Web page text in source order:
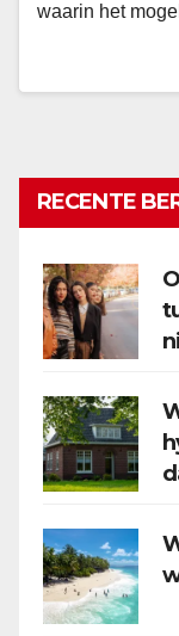
waarin het
RECENTE